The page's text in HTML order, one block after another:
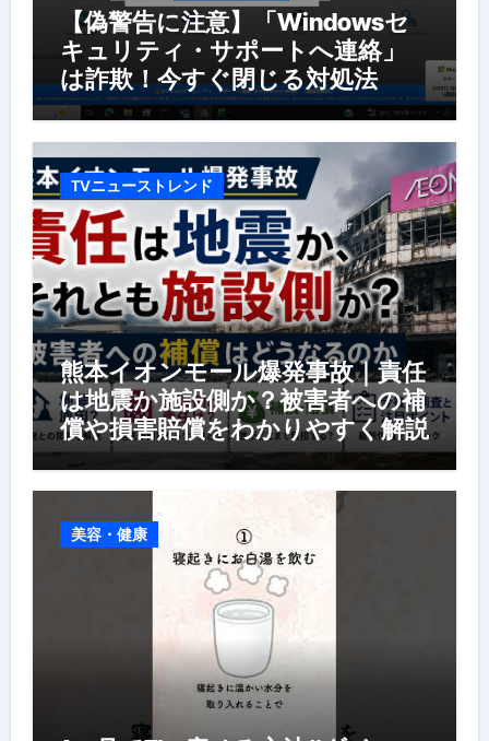
【偽警告に注意】「Windowsセ
キュリティ・サポートへ連絡」
は詐欺！今すぐ閉じる対処法
TVニューストレンド
熊本イオンモール爆発事故｜責任
は地震か施設側か？被害者への補
償や損害賠償をわかりやすく解説
美容・健康